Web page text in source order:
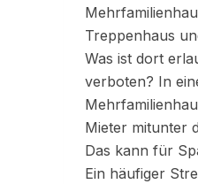
Treppenhaus
Was ist dort
verboten? In
Mieter mitunter
Das kann für
Ein häufiger